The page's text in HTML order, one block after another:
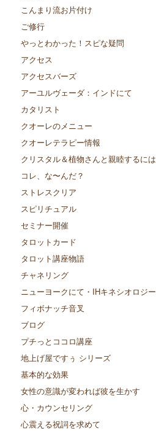
こんまり流お片付け
ご修行
やっとわかった！スピな疑問
アクセス
アクセスバーズ
アーユルヴェーダ：インドにて
カタリスト
クオーレのメニュー
クオーレテラピー情報
クリスタル＆植物さんと親睦するには
コレ、な〜んだ？
ストレスクリア
スピリチュアル
セミナー開催
タロットカード
タロット講座物語
チャネリング
ニューヨークにて・IHキネシオロジー
フィボナッチ音叉
ブログ
プチっとココロ講座
地上げ屋ですぅ シリーズ
基本的な効果
女性の意識が変われば彼を生かす
心・カウンセリング
心震える祝詞を求めて